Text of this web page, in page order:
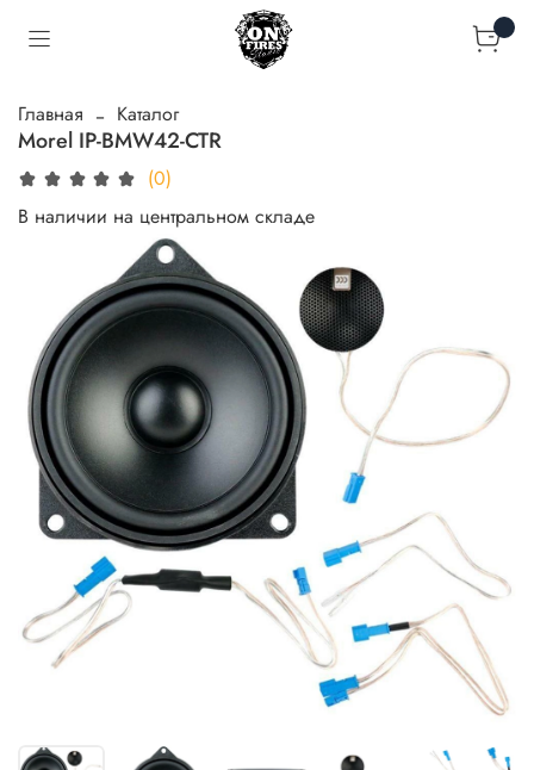
Главная Каталог
Morel IP-BMW42-CTR
(0)
В наличии на центральном складе